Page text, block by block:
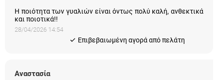
Η ποιότητα των γυαλιών είναι όντως πολύ καλή, ανθεκτικά
και ποιοτικά!!
28/04/2026 14:54
Eπιβεβαιωμένη αγορά από πελάτη
Αναστασία